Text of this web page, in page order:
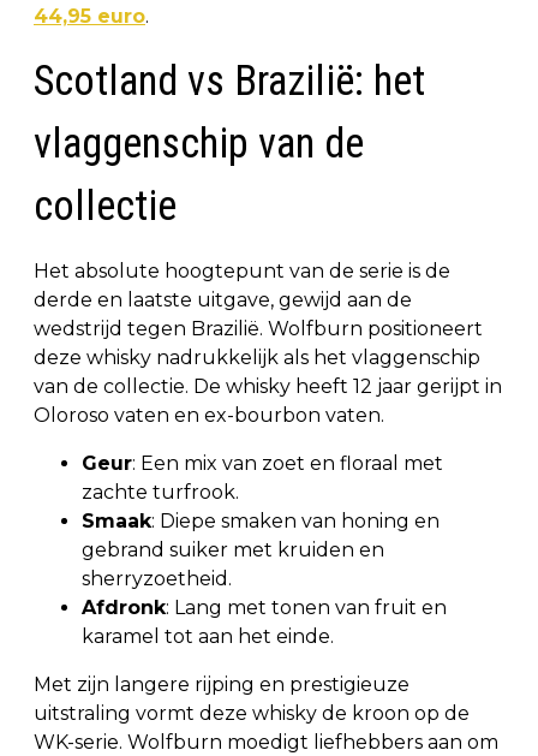
44,95 euro.
Scotland vs Brazilië: het
vlaggenschip van de
collectie
Het absolute hoogtepunt van de serie is de
derde en laatste uitgave, gewijd aan de
wedstrijd tegen Brazilië. Wolfburn positioneert
deze whisky nadrukkelijk als het vlaggenschip
van de collectie. De whisky heeft 12 jaar gerijpt in
Oloroso vaten en ex-bourbon vaten.
Geur: Een mix van zoet en floraal met
zachte turfrook.
Smaak: Diepe smaken van honing en
gebrand suiker met kruiden en
sherryzoetheid.
Afdronk: Lang met tonen van fruit en
karamel tot aan het einde.
Met zijn langere rijping en prestigieuze
uitstraling vormt deze whisky de kroon op de
WK-serie. Wolfburn moedigt liefhebbers aan om